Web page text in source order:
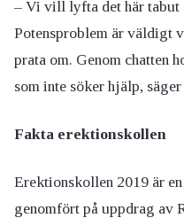
– Vi vill lyfta det här tabut
Potensproblem är väldigt
prata om. Genom chatten
som inte söker hjälp,
Fakta erektionskollen
Erektionskollen 2019 är
genomfört på uppdrag av